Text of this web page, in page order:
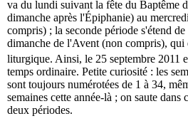
va du lundi suivant la fête du Baptême
dimanche après l'Épiphanie) au
compris) ; la seconde période s'étend
dimanche de l'Avent (non compris), qui
liturgique. Ainsi, le 25 septembre 2011
temps ordinaire. Petite curiosité : les
sont toujours numérotées de 1 à 34,
semaines cette année-là ; on saute dans
deux périodes.